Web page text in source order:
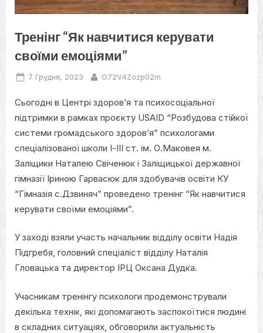
Тренінг “Як навчитися керувати
своїми емоціями”
Posted
7 Грудня, 2023 By
O72V4Zozp02m
Сьогодні в Центрі здоров’я та психосоціальної
підтримки в рамках проєкту USAID “Розбудова стійкої
системи громадського здоров’я” психологами
спеціалізованої школи І-ІІІ ст. ім. О.Маковея м.
Заліщики Наталею Свіченюк і Заліщицької державної
гімназії Іриною Гарвасюк для здобувачів освіти КУ
“Гімназія с.Дзвиняч” проведено тренінг “Як навчитися
керувати своїми емоціями”.
У заході взяли участь начальник відділу освіти Надія
Підгребя, головний спеціаліст відділу Наталія
Гловацька та директор ІРЦ Оксана Дудка.
Учасникам тренінгу психологи продемонстрували
декілька технік, які допомагають заспокоїтися людині
в складних ситуаціях, обговорили актуальність